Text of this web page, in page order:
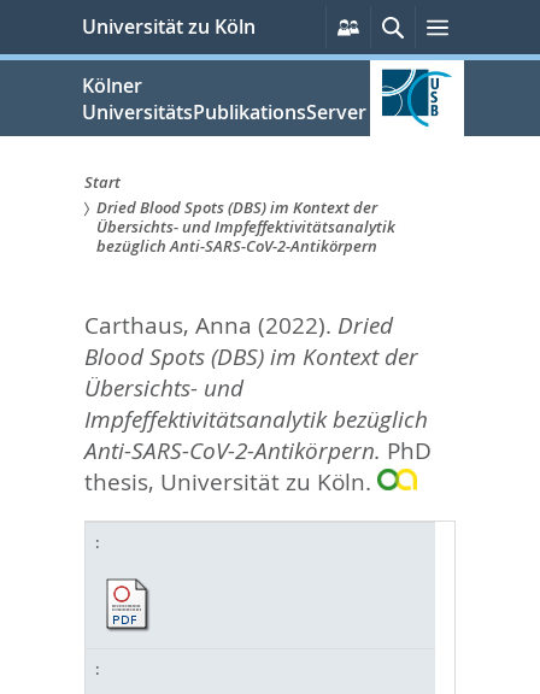
springen
Universität zu Köln
Persönliche
Services
SucheMenü
Kölner
UniversitätsPublikationsServer
Sie
sind
hier:
Start
Dried Blood Spots (DBS) im Kontext der
Übersichts- und Impfeffektivitätsanalytik
bezüglich Anti-SARS-CoV-2-Antikörpern
Carthaus, Anna (2022). Dried
Blood Spots (DBS) im Kontext der
Übersichts- und
Impfeffektivitätsanalytik bezüglich
Anti-SARS-CoV-2-Antikörpern. PhD
thesis, Universität zu Köln.